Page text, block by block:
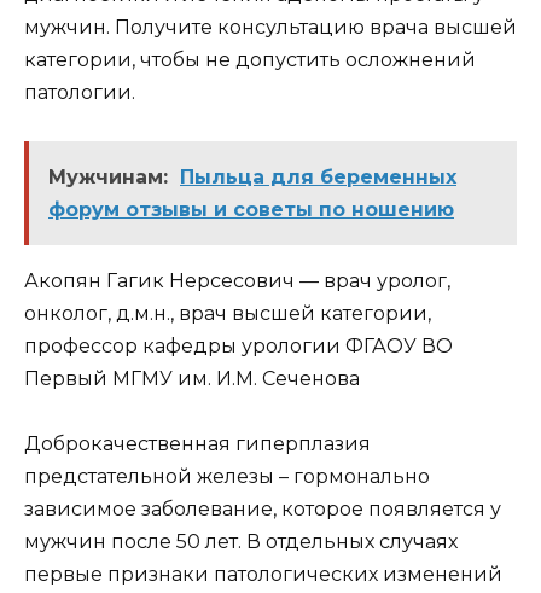
мужчин. Получите консультацию врача высшей
категории, чтобы не допустить осложнений
патологии.
Мужчинам: Пыльца для беременных
форум отзывы и советы по ношению
Акопян Гагик Нерсесович — врач уролог,
онколог, д.м.н., врач высшей категории,
профессор кафедры урологии ФГАОУ ВО
Первый МГМУ им. И.М. Сеченова
Доброкачественная гиперплазия
предстательной железы – гормонально
зависимое заболевание, которое появляется у
мужчин после 50 лет. В отдельных случаях
первые признаки патологических изменений